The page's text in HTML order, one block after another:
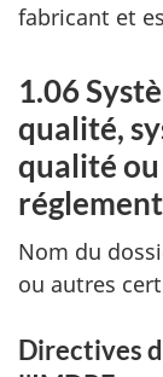
fabricant et
1.06
qualité,
qualité
Nom du
ou autres
Directives